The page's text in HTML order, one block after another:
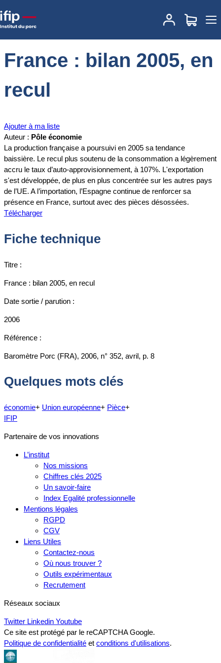
Accueil France : bilan 2005, en recul
France : bilan 2005, en
recul
Ajouter à ma liste
Auteur : Pôle économie
La production française a poursuivi en 2005 sa tendance
baissière. Le recul plus soutenu de la consommation a légèrement
accru le taux d’auto-approvisionnement, à 107%. L'exportation
s'est développée, de plus en plus concentrée sur les autres pays
de l’UE. A l’importation, l’Espagne continue de renforcer sa
présence en France, surtout avec des pièces désossées.
Télécharger
Fiche technique
Titre :
France : bilan 2005, en recul
Date sortie / parution :
2006
Référence :
Baromètre Porc (FRA), 2006, n° 352, avril, p. 8
Quelques mots clés
économie+ Union européenne+ Pièce+
IFIP
Partenaire de vos innovations
L’institut
Nos missions
Chiffres clés 2025
Un savoir-faire
Index Egalité professionnelle
Mentions légales
RGPD
CGV
Liens Utiles
Contactez-nous
Où nous trouver ?
Outils expérimentaux
Recrutement
Réseaux sociaux
Twitter Linkedin Youtube
Ce site est protégé par le reCAPTCHA Google.
Politique de confidentialité et conditions d'utilisations.